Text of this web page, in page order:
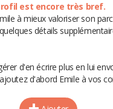
est encore très bref.
à mieux valoriser son
détails
d'en écrire plus en lui
d'abord Emile à vos